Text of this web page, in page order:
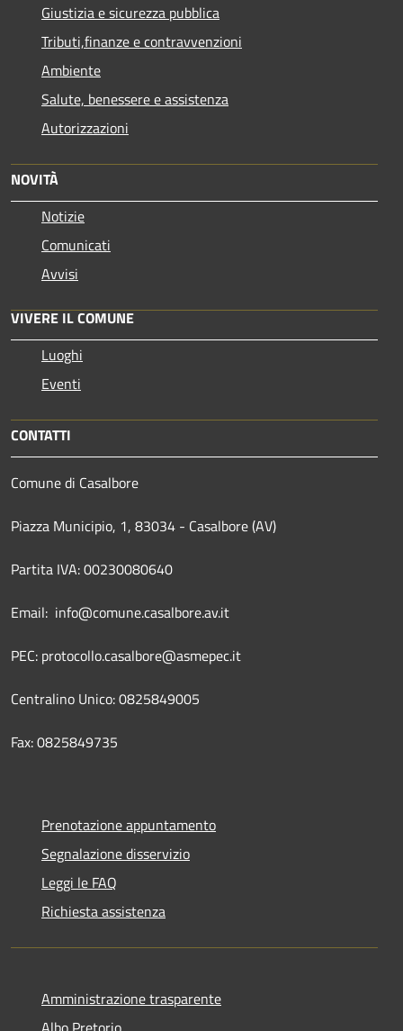
Giustizia e sicurezza pubblica
Tributi,finanze e contravvenzioni
Ambiente
Salute, benessere e assistenza
Autorizzazioni
NOVITÀ
Notizie
Comunicati
Avvisi
VIVERE IL COMUNE
Luoghi
Eventi
CONTATTI
Comune di Casalbore
Piazza Municipio, 1, 83034 - Casalbore (AV)
Partita IVA: 00230080640
Email: info@comune.casalbore.av.it
PEC: protocollo.casalbore@asmepec.it
Centralino Unico: 0825849005
Fax: 0825849735
Prenotazione appuntamento
Segnalazione disservizio
Leggi le FAQ
Richiesta assistenza
Amministrazione trasparente